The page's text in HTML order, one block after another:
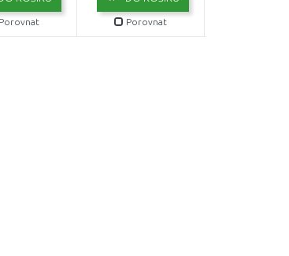
Porovnat Porovnat